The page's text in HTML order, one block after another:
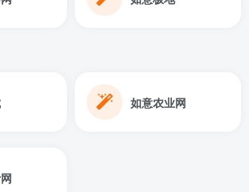
如意农业网